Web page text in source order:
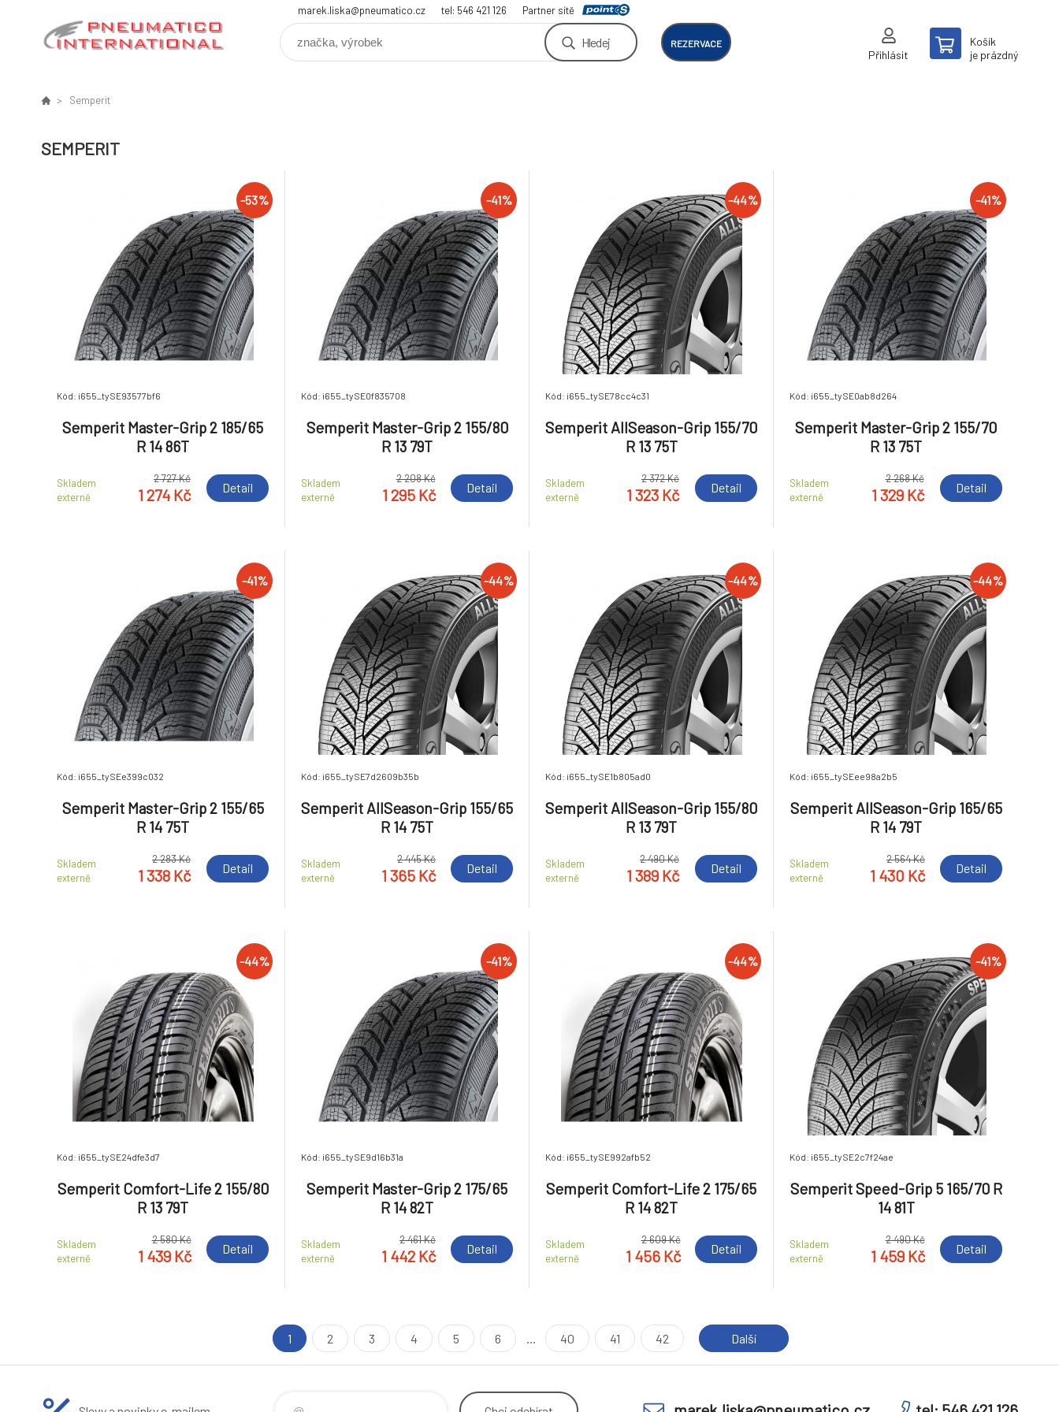
marek.liska@pneumatico.cz tel: 546 421 126 Partner sítě
Hledej REZERVACE
Přihlásit
Košík
je prázdný
Semperit
SEMPERIT
-53%
Kód: i655_tySE93577bf6
Semperit Master-Grip 2 185/65
R 14 86T
Skladem
externě
2 727 Kč
1 274 Kč Detail
-41%
Kód: i655_tySE0f835708
Semperit Master-Grip 2 155/80
R 13 79T
Skladem
externě
2 208 Kč
1 295 Kč Detail
-44%
Kód: i655_tySE78cc4c31
Semperit AllSeason-Grip 155/70
R 13 75T
Skladem
externě
2 372 Kč
1 323 Kč Detail
-41%
Kód: i655_tySE0ab8d264
Semperit Master-Grip 2 155/70
R 13 75T
Skladem
externě
2 268 Kč
1 329 Kč Detail
-41%
Kód: i655_tySEe399c032
Semperit Master-Grip 2 155/65
R 14 75T
Skladem
externě
2 283 Kč
1 338 Kč Detail
-44%
Kód: i655_tySE7d2609b35b
Semperit AllSeason-Grip 155/65
R 14 75T
Skladem
externě
2 445 Kč
1 365 Kč Detail
-44%
Kód: i655_tySE1b805ad0
Semperit AllSeason-Grip 155/80
R 13 79T
Skladem
externě
2 490 Kč
1 389 Kč Detail
-44%
Kód: i655_tySEee98a2b5
Semperit AllSeason-Grip 165/65
R 14 79T
Skladem
externě
2 564 Kč
1 430 Kč Detail
-44%
Kód: i655_tySE24dfe3d7
Semperit Comfort-Life 2 155/80
R 13 79T
Skladem
externě
2 580 Kč
1 439 Kč Detail
-41%
Kód: i655_tySE9d16b31a
Semperit Master-Grip 2 175/65
R 14 82T
Skladem
externě
2 461 Kč
1 442 Kč Detail
-44%
Kód: i655_tySE992afb52
Semperit Comfort-Life 2 175/65
R 14 82T
Skladem
externě
2 609 Kč
1 456 Kč Detail
-41%
Kód: i655_tySE2c7f24ae
Semperit Speed-Grip 5 165/70 R
14 81T
Skladem
externě
2 490 Kč
1 459 Kč Detail
1 2 3 4 5 6 ... 40 41 42 Další